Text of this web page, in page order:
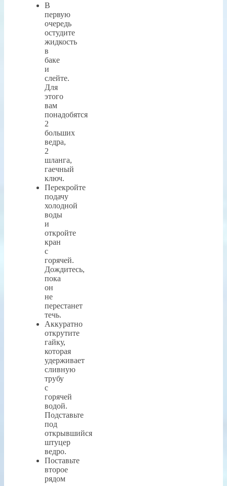
В
первую
очередь
остудите
жидкость
в
баке
и
слейте.
Для
этого
вам
понадобятся
2
больших
ведра,
2
шланга,
гаечный
ключ.
Перекройте
подачу
холодной
воды
и
откройте
кран
с
горячей.
Дождитесь,
пока
он
не
перестанет
течь.
Аккуратно
открутите
гайку,
которая
удерживает
сливную
трубу
с
горячей
водой.
Подставьте
под
открывшийся
штуцер
ведро.
Поставьте
второе
рядом